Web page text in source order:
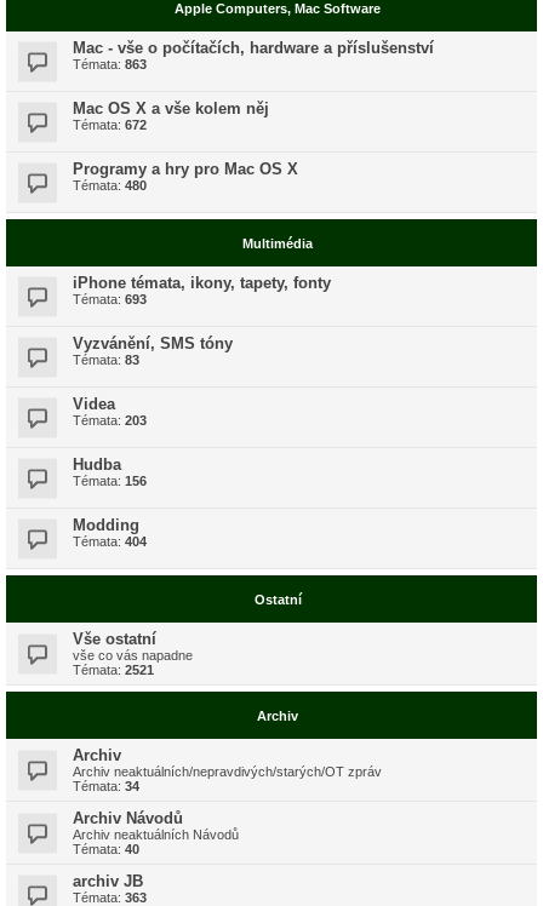
Apple Computers, Mac Software
Mac - vše o počítačích, hardware a příslušenství
Témata: 863
Mac OS X a vše kolem něj
Témata: 672
Programy a hry pro Mac OS X
Témata: 480
Multimédia
iPhone témata, ikony, tapety, fonty
Témata: 693
Vyzvánění, SMS tóny
Témata: 83
Videa
Témata: 203
Hudba
Témata: 156
Modding
Témata: 404
Ostatní
Vše ostatní
vše co vás napadne
Témata: 2521
Archiv
Archiv
Archiv neaktuálních/nepravdivých/starých/OT zpráv
Témata: 34
Archiv Návodů
Archiv neaktuálních Návodů
Témata: 40
archiv JB
Témata: 363